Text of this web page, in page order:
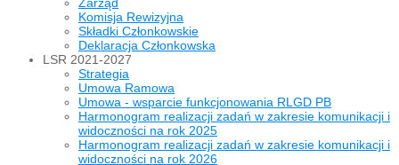
Komisja Rewizyjna
Składki Członkowskie
Deklaracja Członkowska
LSR 2021-2027
Strategia
Umowa Ramowa
Umowa - wsparcie funkcjonowania RLGD PB
Harmonogram realizacji zadań w zakresie komunikacji i
widoczności na rok 2025
Harmonogram realizacji zadań w zakresie komunikacji i
widoczności na rok 2026